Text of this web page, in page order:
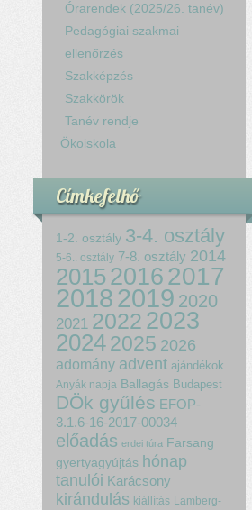
Órarendek (2025/26. tanév)
Pedagógiai szakmai
ellenőrzés
Szakképzés
Szakkörök
Tanév rendje
Ökoiskola
Címkefelhő
1-2. osztály 3-4. osztály
5-6.. osztály 7-8. osztály 2014
2015 2016 2017
20182019 2020
2021 2022 2023
20242025 2026
adomány advent ajándékok
Anyák napja Ballagás Budapest
DÖk gyűlés EFOP-
3.1.6-16-2017-00034
előadás erdei túra Farsang
gyertyagyújtás hónap
tanulói Karácsony
kirándulás kiállítás Lamberg-